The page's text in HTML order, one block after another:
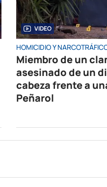
VIDEO
HOMICIDIO Y
Miembro de un
asesinado de un
cabeza frente a
Peñarol